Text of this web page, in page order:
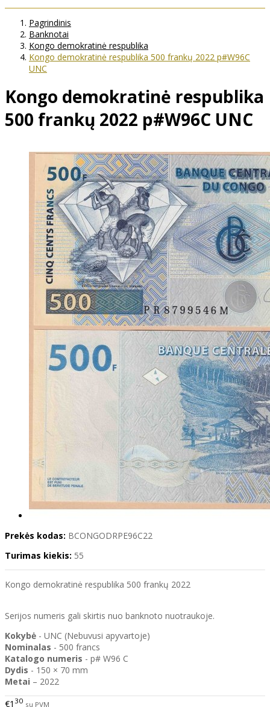
Pagrindinis
Banknotai
Kongo demokratinė respublika
Kongo demokratinė respublika 500 frankų 2022 p#W96C
UNC
Kongo demokratinė respublika
500 frankų 2022 p#W96C UNC
Prekės kodas: BCONGODRPE96C22
Turimas kiekis: 55
Kongo demokratinė respublika 500 frankų 2022
Serijos numeris gali skirtis nuo banknoto nuotraukoje.
Kokybė - UNC (Nebuvusi apyvartoje)
Nominalas - 500 francs
Katalogo numeris - p# W96 C
Dydis - 150 × 70 mm
Metai – 2022
€1 30 su PVM